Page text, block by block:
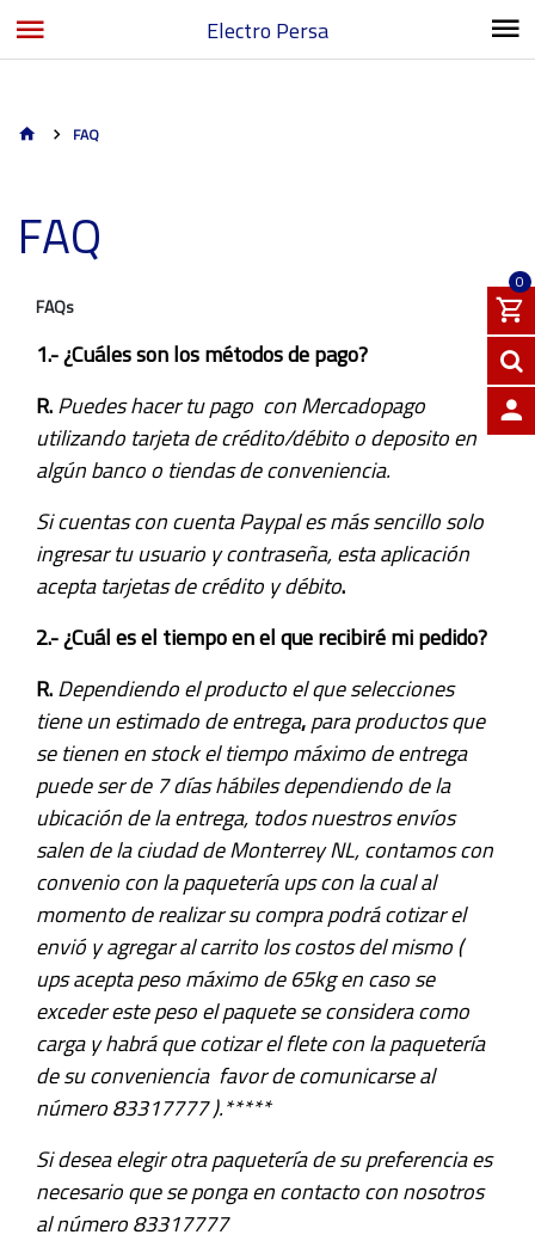
Electro Persa
0
FAQ
FAQ
FAQs
1.- ¿Cuáles son los métodos de pago?
R.Puedes hacer tu pago con Mercadopago
utilizando tarjeta de crédito/débito o deposito en
algún banco o tiendas de conveniencia.
Si cuentas con cuenta Paypales más sencillo solo
ingresar tu usuario y contraseña, esta aplicación
acepta tarjetas de crédito y débito.
2.- ¿Cuál es el tiempo en el que recibiré mi pedido?
R.Dependiendo el producto el que selecciones
tiene un estimado de entrega,para productos que
se tienen en stock el tiempo máximo de entrega
puede ser de 7 días hábiles dependiendo de la
ubicación de la entrega, todos nuestros envíos
salen de la ciudad de Monterrey NL, contamos con
convenio con la paquetería ups con la cual al
momento de realizar su compra podrá cotizar el
envió y agregar al carrito los costos del mismo (
ups acepta peso máximo de 65kg en caso se
exceder este peso el paquete se considera como
carga y habrá que cotizar el flete con la paquetería
de su conveniencia favor de comunicarse al
número 83317777 ).*****
Si desea elegir otra paquetería de su preferencia es
necesario que se ponga en contacto con nosotros
al número 83317777